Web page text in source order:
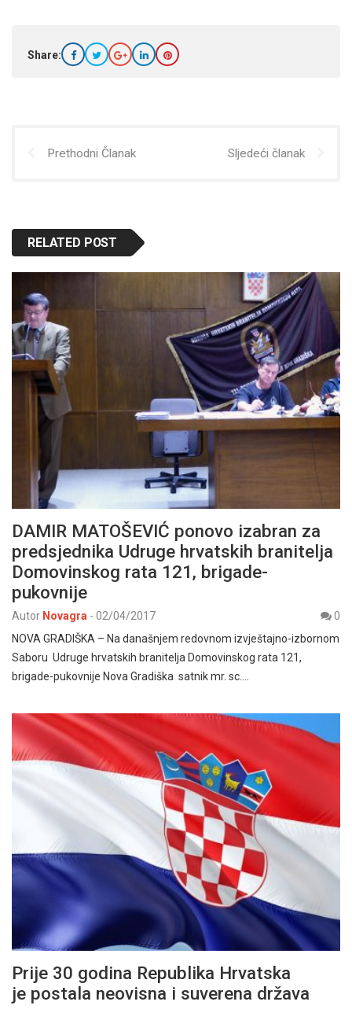
Share:
Prethodni Članak Sljedeći članak
RELATED POST
DAMIR MATOŠEVIĆ ponovo izabran za
predsjednika Udruge hrvatskih branitelja
Domovinskog rata 121, brigade-
pukovnije
Autor Novagra - 02/04/2017
0
NOVA GRADIŠKA – Na današnjem redovnom izvještajno-izbornom
Saboru Udruge hrvatskih branitelja Domovinskog rata 121,
brigade-pukovnije Nova Gradiška satnik mr. sc.…
Prije 30 godina Republika Hrvatska
je postala neovisna i suverena država